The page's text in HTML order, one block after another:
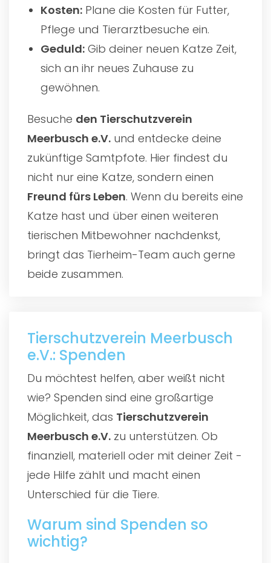
Kosten: Plane die Kosten für Futter,
Pflege und Tierarztbesuche ein.
Geduld: Gib deiner neuen Katze Zeit,
sich an ihr neues Zuhause zu
gewöhnen.
Besuche den Tierschutzverein
Meerbusch e.V. und entdecke deine
zukünftige Samtpfote. Hier findest du
nicht nur eine Katze, sondern einen
Freund fürs Leben. Wenn du bereits eine
Katze hast und über einen weiteren
tierischen Mitbewohner nachdenkst,
bringt das Tierheim-Team auch gerne
beide zusammen.
Tierschutzverein Meerbusch
e.V.: Spenden
Du möchtest helfen, aber weißt nicht
wie? Spenden sind eine großartige
Möglichkeit, das Tierschutzverein
Meerbusch e.V. zu unterstützen. Ob
finanziell, materiell oder mit deiner Zeit -
jede Hilfe zählt und macht einen
Unterschied für die Tiere.
Warum sind Spenden so
wichtig?